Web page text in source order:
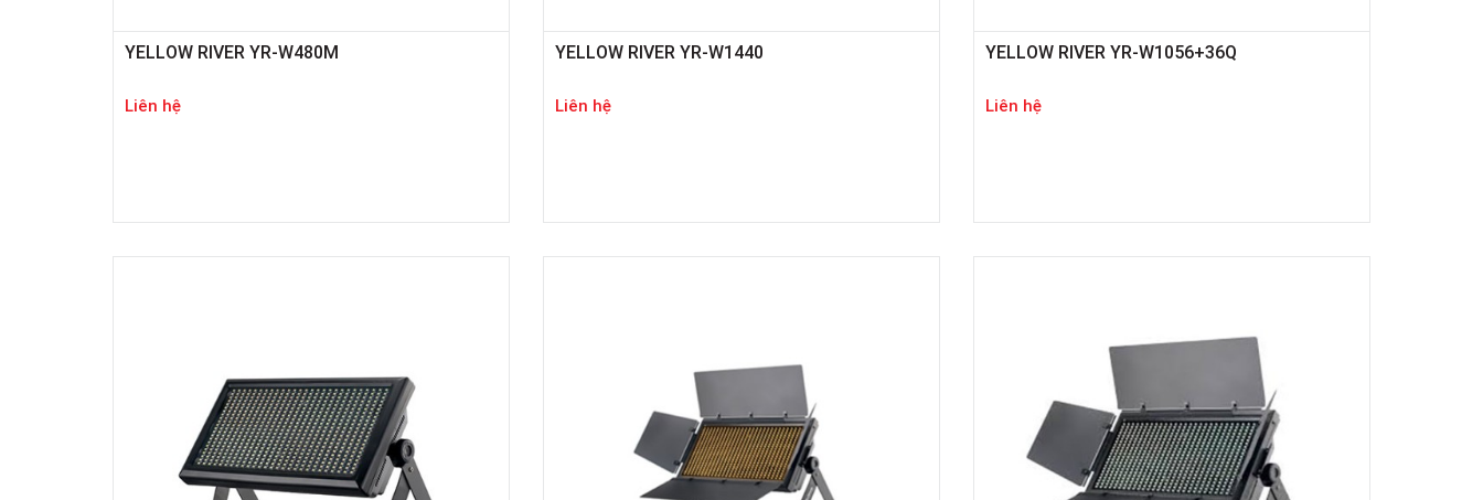
YELLOW RIVER YR-W480M
Liên hệ
YELLOW RIVER YR-W1440
Liên hệ
YELLOW RIVER YR-W1056+36Q
Liên hệ